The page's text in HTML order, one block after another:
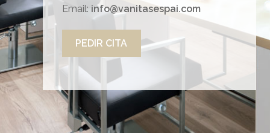
Email: info@vanitasespai.com
PEDIR CITA